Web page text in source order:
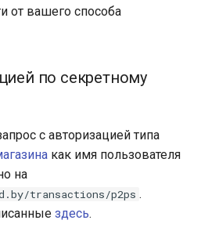
от вашего способа
по секретному
с авторизацией типа
как имя пользователя
на
transactions/p2ps .
здесь.